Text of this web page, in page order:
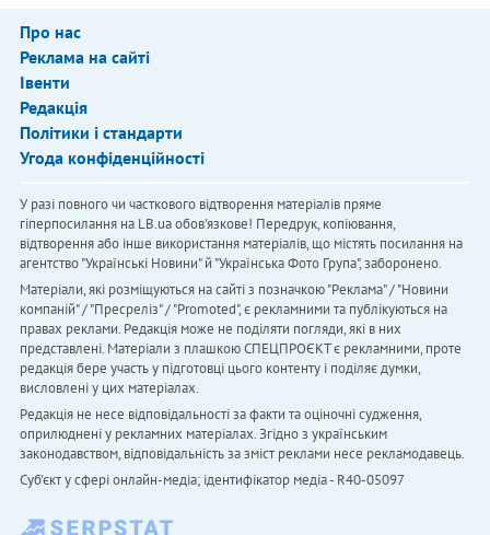
Про нас
Реклама на сайті
Івенти
Редакція
Політики і стандарти
Угода конфіденційності
У разі повного чи часткового відтворення матеріалів пряме
гіперпосилання на LB.ua обов'язкове! Передрук, копіювання,
відтворення або інше використання матеріалів, що містять посилання на
агентство "Українськi Новини" й "Українська Фото Група", заборонено.
Матеріали, які розміщуються на сайті з позначкою "Реклама" / "Новини
компаній" / "Пресреліз" / "Promoted", є рекламними та публікуються на
правах реклами. Редакція може не поділяти погляди, які в них
представлені. Матеріали з плашкою СПЕЦПРОЄКТ є рекламними, проте
редакція бере участь у підготовці цього контенту і поділяє думки,
висловлені у цих матеріалах.
Редакція не несе відповідальності за факти та оціночні судження,
оприлюднені у рекламних матеріалах. Згідно з українським
законодавством, відповідальність за зміст реклами несе рекламодавець.
Cуб'єкт у сфері онлайн-медіа; ідентифікатор медіа - R40-05097